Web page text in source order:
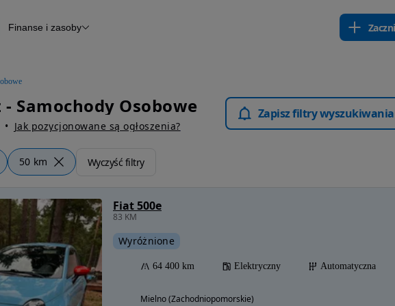
Otomoto News
Finanse i zasoby
- Samochody Osobowe
Jak pozycjonowane są ogłoszenia?
Zapisz filtry wyszukiwania
50 km Wyczyść filtry
Fiat 500e
83 KM
Wyróżnione
64 400 km Elektryczny Automatyczna
Mielno (Zachodniopomorskie)